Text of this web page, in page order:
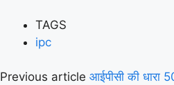
TAGS
ipc
Previous article आईपीसी की धारा